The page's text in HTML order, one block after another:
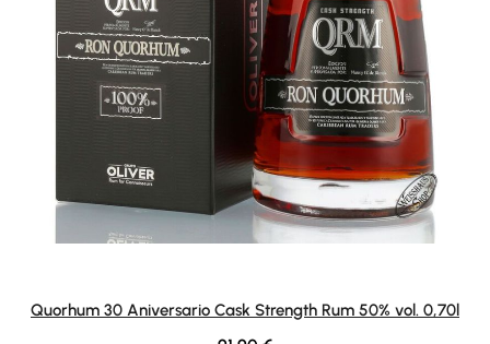
Quorhum 30 Aniversario Cask Strength Rum 50% vol. 0,70l